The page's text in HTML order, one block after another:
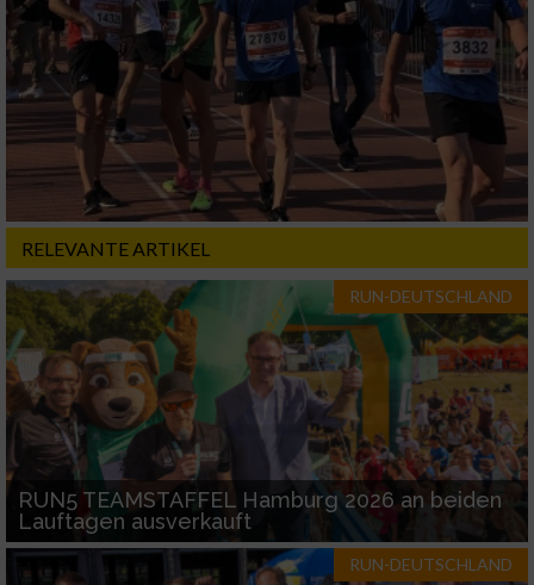
RELEVANTE ARTIKEL
RUN-DEUTSCHLAND
RUN5 TEAMSTAFFEL Hamburg 2026 an beiden
Lauftagen ausverkauft
RUN-DEUTSCHLAND
Messung der Werbeleistung
Messung der Performance von Inhalten
Analyse von Zielgruppen durch Statistiken
oder Kombinationen von Daten aus
verschiedenen Quellen
Entwicklung und Verbesserung der Angebote
Verwendung reduzierter Daten zur Auswahl
von Inhalten
IAB-Besonderheiten:
Verwendung genauer Standortdaten
Geräte anhand von aktiv angeforderten
Informationen identifizieren
Nicht-IAB-Verarbeitungszwecke: